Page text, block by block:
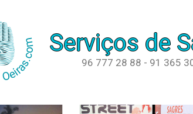
Serviços de
96 777 28 88 - 91 365